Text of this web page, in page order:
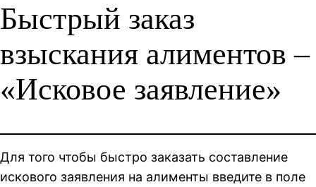
Быстрый заказ
взыскания алиментов –
«Исковое заявление»
Для того чтобы быстро заказать составление
искового заявления на алименты введите в поле